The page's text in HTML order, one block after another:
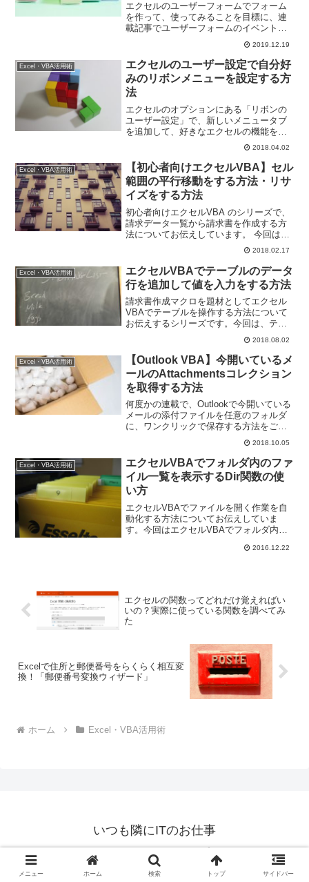
エクセルのユーザーフォームでフォーム
を作って、使ってみることを目標に、連
載記事でユーザーフォームのイベントや
プロパティ、メソッドをご紹介していま
す。今回は、入力者に特定の値から選択
させたいようなときに使える、リストボ
ックスをフォームに追加する方法と、代
表的なプロパティをご紹介しています。
2019.12.19
Excel・VBA活用術
エクセルのユーザー設定で自分好
みのリボンメニューを設定する方
法
エクセルのオプションにある「リボンの
ユーザー設定」で、新しいメニュータブ
を追加して、好きなエクセルの機能を配
置する方法をご紹介しています。この方
法で、エクセルのリボンメニューに、自
分好みのメニュータブを追加することが
できますよ。
2018.04.02
Excel・VBA活用術
【初心者向けエクセルVBA】セル
範囲の平行移動をする方法・リサ
イズをする方法
初心者向けエクセルVBA のシリーズで、
請求データ一覧から請求書を作成する方
法についてお伝えしています。 今回は、
エクセルVBAでセル範囲を並行移動する
方法とセル範囲をリサイズする方法で
す。
2018.02.17
Excel・VBA活用術
エクセルVBAでテーブルのデータ
行を追加して値を入力をする方法
請求書作成マクロを題材としてエクセル
VBAでテーブルを操作する方法について
お伝えするシリーズです。今回は、テー
ブルのデータ行を追加して値を入力をす
る、Addメソッドの使い方をお伝えして
いきますね。
2018.08.02
Excel・VBA活用術
【Outlook VBA】今開いているメ
ールのAttachmentsコレクション
を取得する方法
何度かの連載で、Outlookで今開いている
メールの添付ファイルを任意のフォルダ
に、ワンクリックで保存する方法をご紹
介しています。今回は、メールの添付フ
ァイルのオブジェクトがまとまった
Attachmentsコレクションの取得について
のご紹介です。
2018.10.05
Excel・VBA活用術
エクセルVBAでフォルダ内のファ
イル一覧を表示するDir関数の使
い方
エクセルVBAでファイルを開く作業を自
動化する方法についてお伝えしていま
す。今回はエクセルVBAでフォルダ内の
です。ワイルドカード一つで便利に使え
2016.12.22
エクセルの関数ってどれだけ覚えればい
いの？実際に使っている関数を調べてみ
た
Excelで住所と郵便番号をらくらく相互変
換！「郵便番号変換ウィザード」
ホーム Excel・VBA活用術
いつも隣にITのお仕事
ブログについて
広告について
メニュー ホーム 検索 トップ サイドバー